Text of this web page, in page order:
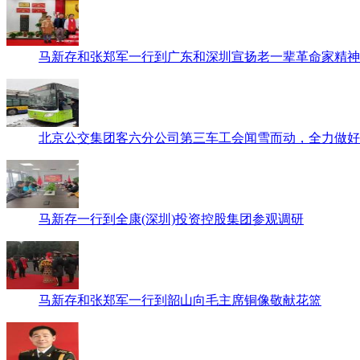
马新存和张郑军一行到广东和深圳宣扬老一辈革命家精神
北京公交集团客六分公司第三车工会闻雪而动，全力做
马新存一行到全康(深圳)投资控股集团参观调研
马新存和张郑军一行到韶山向毛主席铜像敬献花篮